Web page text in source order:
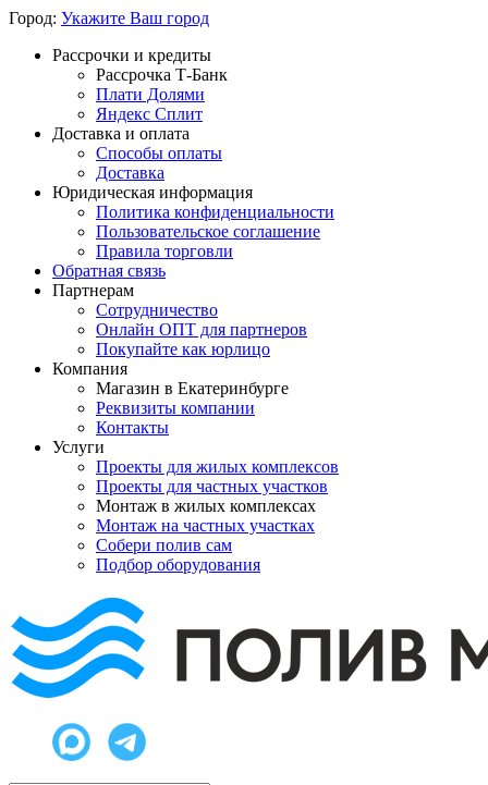
Город: Укажите Ваш город
Рассрочки и кредиты
Рассрочка Т-Банк
Плати Долями
Яндекс Сплит
Доставка и оплата
Способы оплаты
Доставка
Юридическая информация
Политика конфиденциальности
Пользовательское соглашение
Правила торговли
Обратная связь
Партнерам
Сотрудничество
Онлайн ОПТ для партнеров
Покупайте как юрлицо
Компания
Магазин в Екатеринбурге
Реквизиты компании
Контакты
Услуги
Проекты для жилых комплексов
Проекты для частных участков
Монтаж в жилых комплексах
Монтаж на частных участках
Собери полив сам
Подбор оборудования